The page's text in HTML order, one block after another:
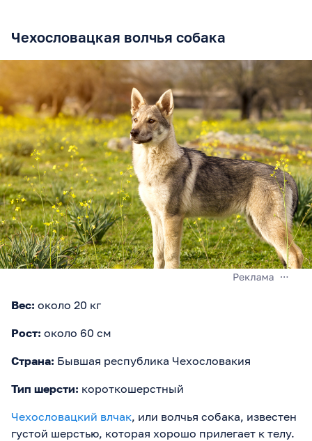
Чехословацкая волчья собака
Вес: около 20 кг
Рост: около 60 см
Страна: Бывшая республика Чехословакия
Тип шерсти: короткошерстный
Чехословацкий влчак, или волчья собака, известен
густой шерстью, которая хорошо прилегает к телу.